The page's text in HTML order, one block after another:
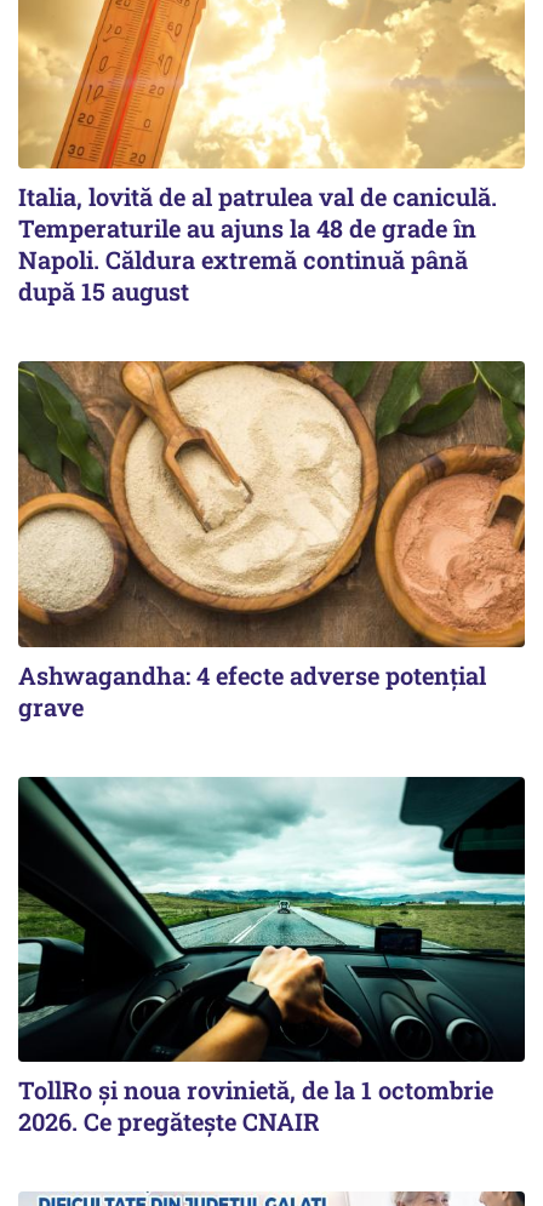
Italia, lovită de al patrulea val de caniculă.
Temperaturile au ajuns la 48 de grade în
Napoli. Căldura extremă continuă până
după 15 august
Ashwagandha: 4 efecte adverse potențial
grave
TollRo şi noua rovinietă, de la 1 octombrie
2026. Ce pregăteşte CNAIR